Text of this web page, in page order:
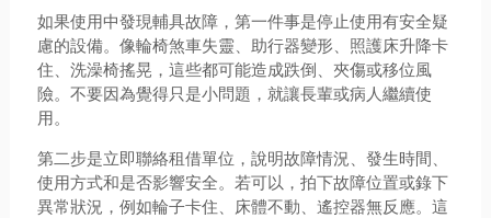
如果使用中發現輔具故障，第一件事是停止使用有安全疑
慮的設備。像輪椅煞車失靈、助行器變形、照護床升降卡
住、洗澡椅搖晃，這些都可能造成跌倒、夾傷或移位風
險。不要因為覺得只是小問題，就讓長輩或病人繼續使
用。
第二步是立即聯絡租借單位，說明故障情況、發生時間、
使用方式和是否影響安全。若可以，拍下故障位置或錄下
異常狀況，例如輪子卡住、床體不動、遙控器無反應。這